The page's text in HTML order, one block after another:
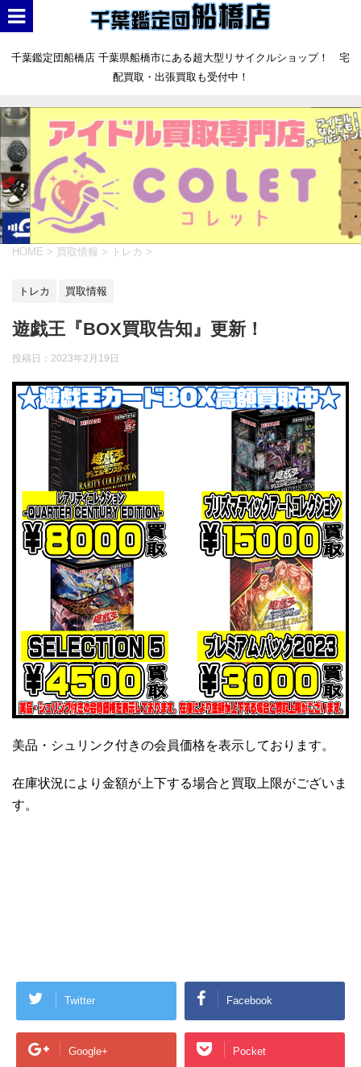
千葉鑑定団船橋店 千葉県船橋市にある超大型リサイクルショップ！ 宅
配買取・出張買取も受付中！
HOME > 買取情報 > トレカ >
トレカ 買取情報
遊戯王『BOX買取告知』更新！
投稿日： 2023年2月19日
美品・シュリンク付きの会員価格を表示しております。
在庫状況により金額が上下する場合と買取上限がございま
す。
Twitter Facebook
Google+ Pocket